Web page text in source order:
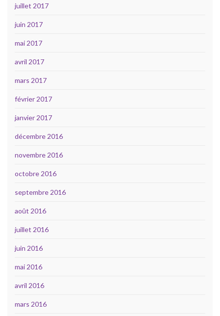
juillet 2017
juin 2017
mai 2017
avril 2017
mars 2017
février 2017
janvier 2017
décembre 2016
novembre 2016
octobre 2016
septembre 2016
août 2016
juillet 2016
juin 2016
mai 2016
avril 2016
mars 2016